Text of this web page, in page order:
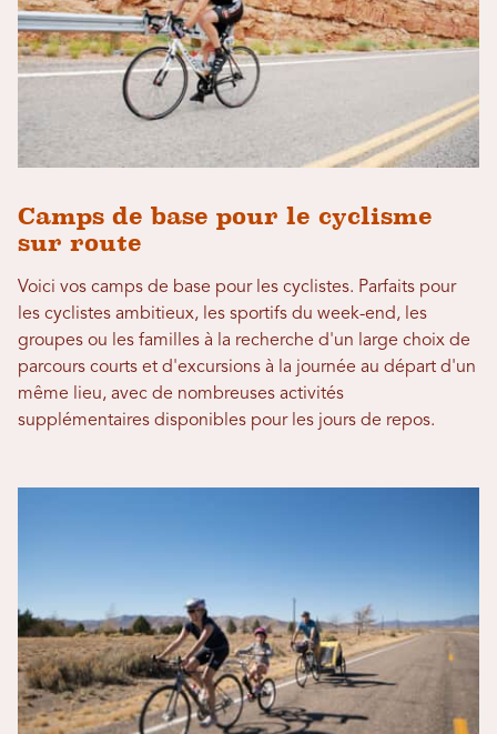
Camps de base pour le cyclisme
sur route
Voici vos camps de base pour les cyclistes. Parfaits pour
les cyclistes ambitieux, les sportifs du week-end, les
groupes ou les familles à la recherche d'un large choix de
parcours courts et d'excursions à la journée au départ d'un
même lieu, avec de nombreuses activités
supplémentaires disponibles pour les jours de repos.